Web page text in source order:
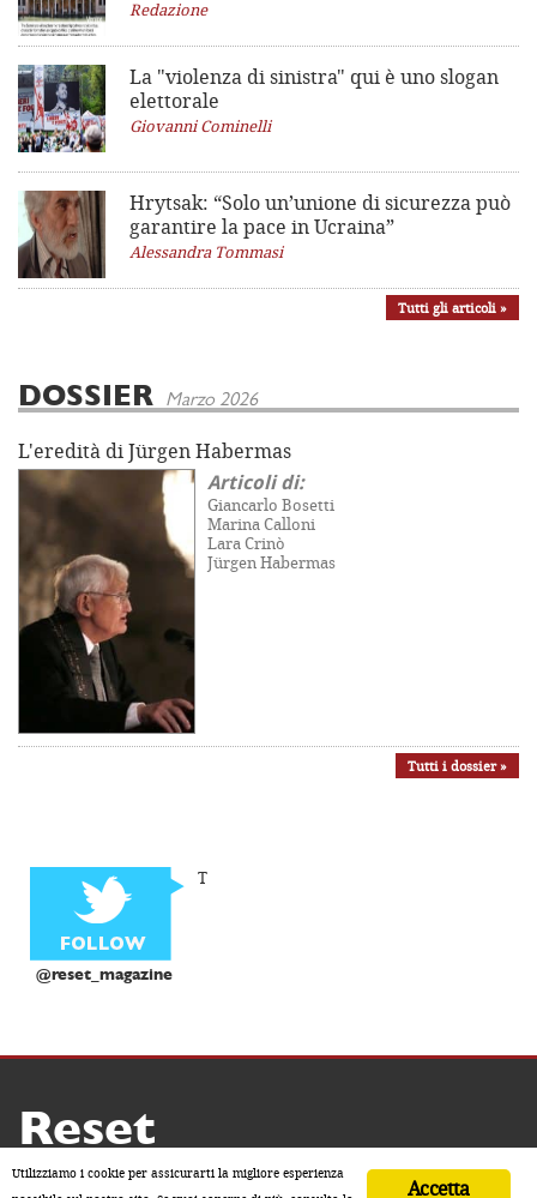
Redazione
La "violenza di sinistra" qui è uno slogan
elettorale
Giovanni Cominelli
Hrytsak: “Solo un’unione di sicurezza può
garantire la pace in Ucraina”
Alessandra Tommasi
Tutti gli articoli »
DOSSIER Marzo 2026
L'eredità di Jürgen Habermas
Articoli di:
Giancarlo Bosetti
Marina Calloni
Lara Crinò
Jürgen Habermas
Tutti i dossier »
@reset_magazine
T
Reset
Accetta
Utilizziamo i cookie per assicurarti la migliore esperienza